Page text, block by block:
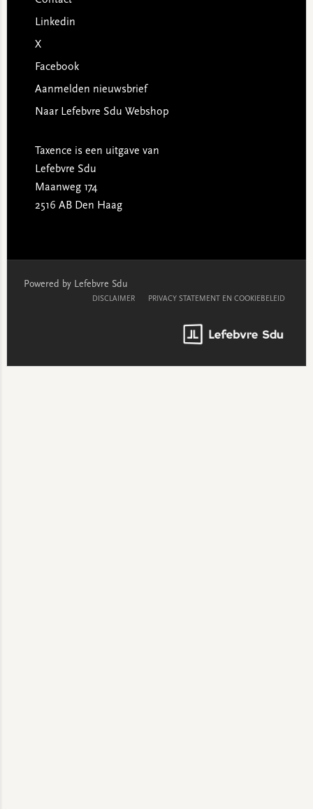
Linkedin
X
Facebook
Aanmelden nieuwsbrief
Naar Lefebvre Sdu Webshop
Taxence is een uitgave van
Lefebvre Sdu
Maanweg 174
2516 AB Den Haag
Powered by Lefebvre Sdu
DISCLAIMER PRIVACY STATEMENT EN COOKIEBELEID